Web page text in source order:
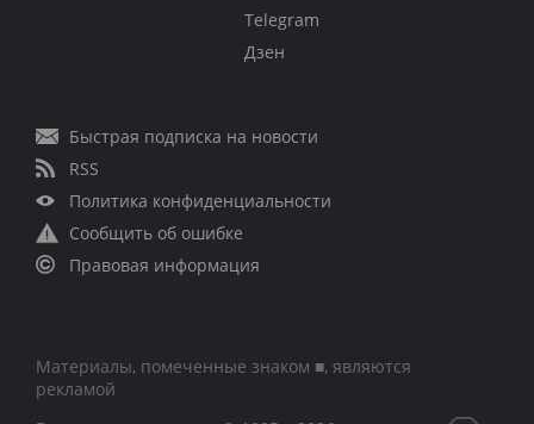
Telegram
Дзен
Быстрая подписка на новости
RSS
Политика конфиденциальности
Сообщить об ошибке
Правовая информация
Материалы, помеченные знаком ■, являются
рекламой